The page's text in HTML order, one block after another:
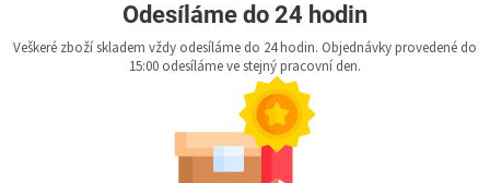
Odesíláme do 24 hodin
Veškeré zboží skladem vždy odesíláme do 24 hodin. Objednávky provedené do
15:00 odesíláme ve stejný pracovní den.